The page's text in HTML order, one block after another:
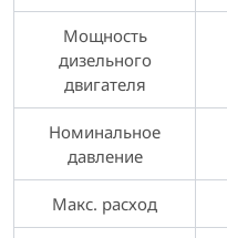
Мощность
дизельного
двигателя
Номинальное
давление
Макс. расход